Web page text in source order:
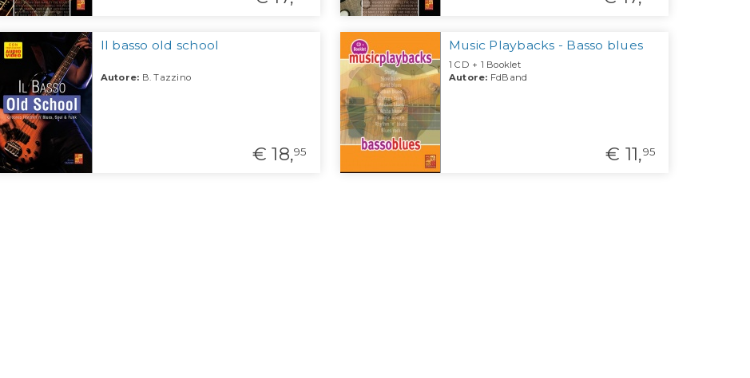
Il basso old school
Autore: B. Tazzino
€ 18,95
Music Playbacks - Basso blues
1 CD + 1 Booklet
Autore: FdBand
€ 11,95